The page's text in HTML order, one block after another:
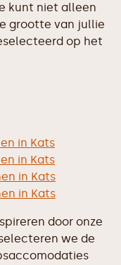
kunt niet alleen
grootte van jullie
op het
in Kats
in Kats
in Kats
in Kats
door onze
we de